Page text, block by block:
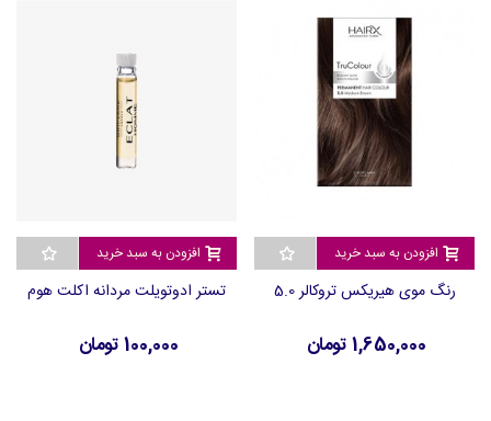
افزودن به سبد خرید
رنگ موی هیریکس تروکالر 5.0
1,650,000 تومان
افزودن به سبد خرید
تستر ادوتویلت مردانه اکلت هوم
100,000 تومان